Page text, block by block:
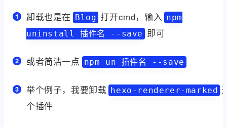
卸载也是在 Blog 打开cmd，输入 npm
uninstall 插件名 --save 即可
或者简洁一点 npm un 插件名 --save
举个例子，我要卸载 hexo-renderer-marked
个插件